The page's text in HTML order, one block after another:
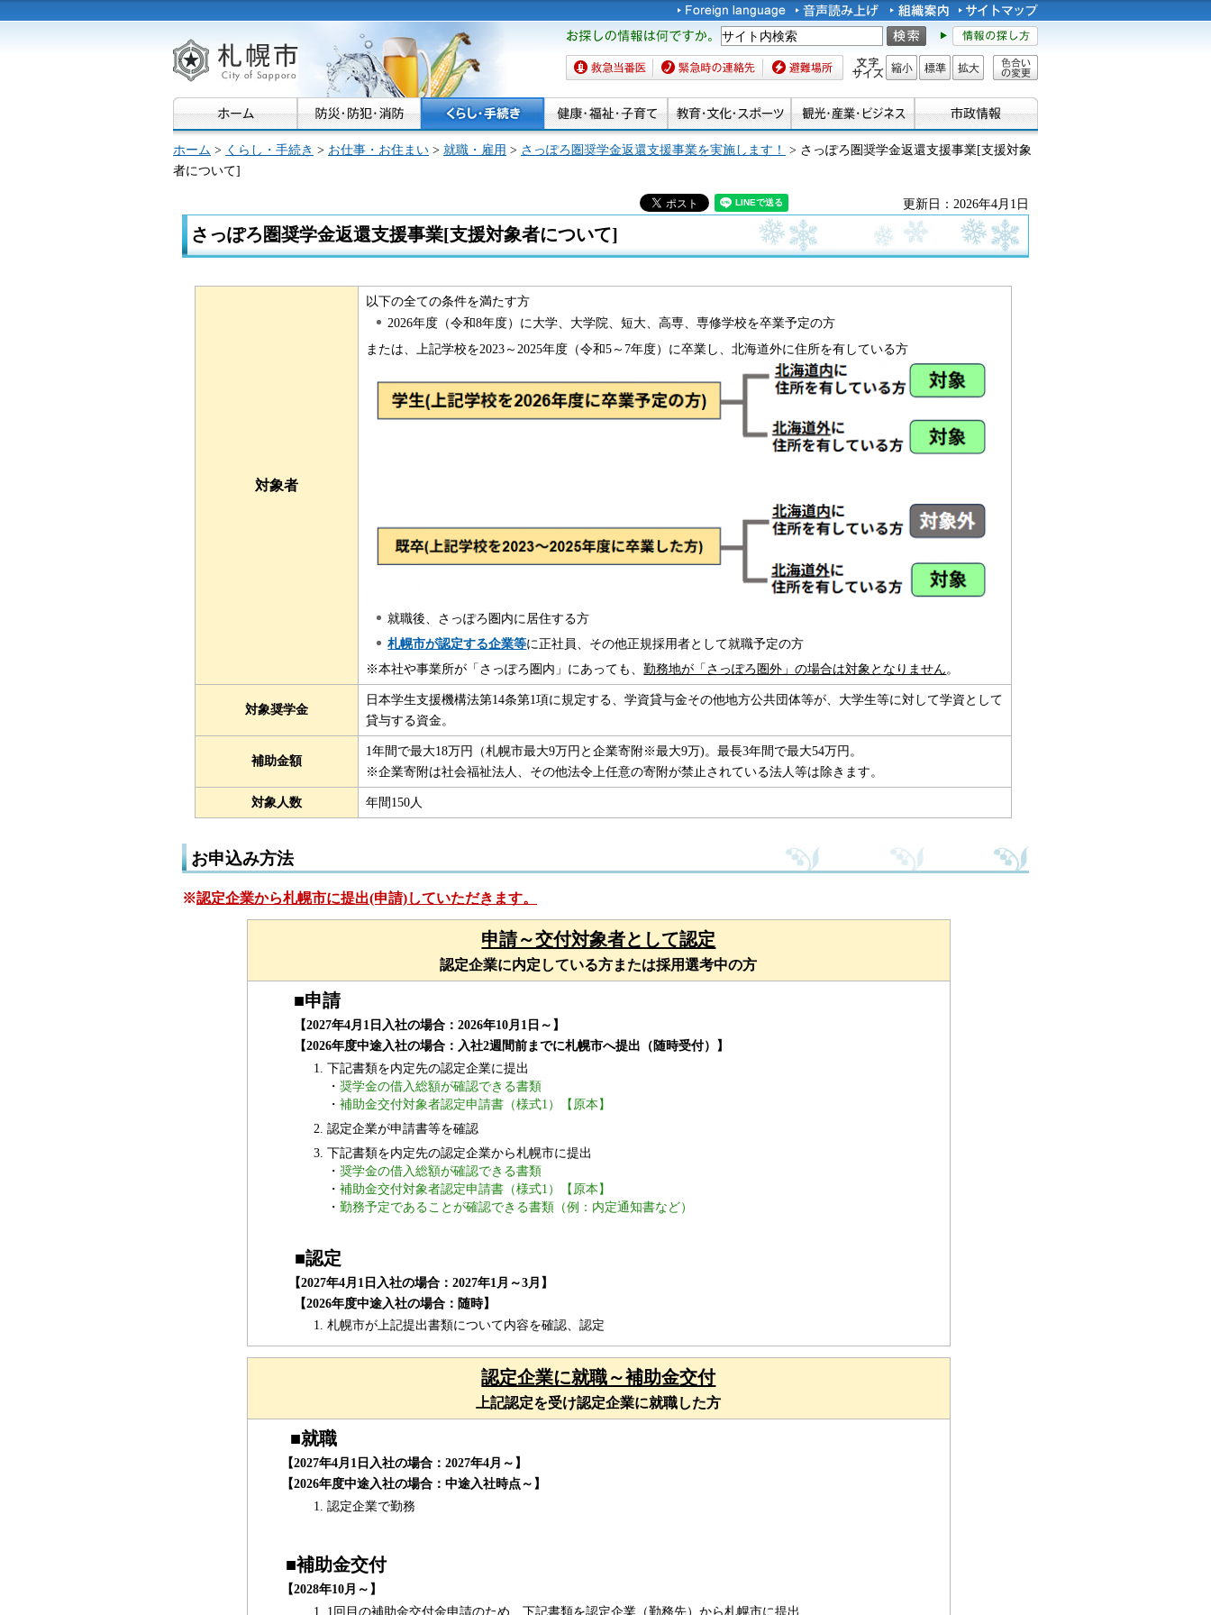
札幌市
お探しの情報は何です
か。
救急当番医 緊急時の連絡先 避難場所 文字サイズ
縮小 標準 拡大
色合い
ホーム > くらし・手続き > お仕事・お住まい > 就職・雇用 > さっぽろ圏奨学金返還支援事業を実施します！
> さっぽろ圏奨学金返還支援事業[支援対象
者について]
更新日：2026年4月1日
さっぽろ圏奨学金返還支援事業[支援対象者について]
対象者
以下の全ての条件を満たす方
2026年度（令和8年度）に大学、大学院、短大、高専、専修学校を卒業予定の方
または、上記学校を2023～2025年度（令和5～7年度）に卒業し、北海道外に住所を有している方
就職後、さっぽろ圏内に居住する方
札幌市が認定する企業等に正社員、その他正規採用者として就職予定の方
※本社や事業所が「さっぽろ圏内」にあっても、勤務地が「さっぽろ圏外」の場合は対象となりません。
対象奨学金
日本学生支援機構法第14条第1項に規定する、学資貸与金その他地方公共団体等が、大学生等に対して学資として
貸与する資金。
補助金額
1年間で最大18万円（札幌市最大9万円と企業寄附※最大9万)。最長3年間で最大54万円。
※企業寄附は社会福祉法人、その他法令上任意の寄附が禁止されている法人等は除きます。
対象人数 年間150人
お申込み方法
※認定企業から札幌市に提出(申請)していただきます。
申請～交付対象者として認定
認定企業に内定している方または採用選考中の方
■申請
【2027年4月1日入社の場合：2026年10月1日～】
【2026年度中途入社の場合： 入社2週間前までに札幌市へ提出（随時受付）】
下記書類を内定先の認定企業に提出
・ 奨学金の借入総額が確認できる書類
・ 補助金交付対象者認定申請書（様式1）【原本】
認定企業が申請書等を確認
下記書類を内定先の認定企業から札幌市に提出
・ 奨学金の借入総額が確認できる書類
・ 補助金交付対象者認定申請書（様式1）【原本】
・ 勤務予定であることが確認できる書類（例：内定通知書など）
■認定
【2027年4月1日入社の場合：2027年1月～3月】
【2026年度中途入社の場合：随時】
札幌市が上記提出書類について内容を確認、認定
認定企業に就職～補助金交付
上記認定を受け認定企業に就職した方
■就職
【2027年4月1日入社の場合：2027年4月～】
【2026年度中途入社の場合：中途入社時点～】
認定企業で勤務
■補助金交付
【2028年10月～】
1回目の補助金交付金申請のため、下記書類を認定企業（勤務先）から札幌市に提出